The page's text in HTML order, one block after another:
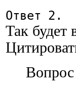
Ответ 2.
Так будет